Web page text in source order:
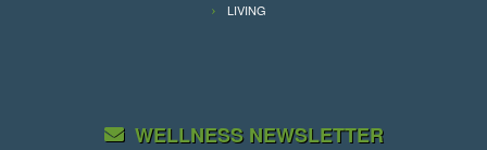
LIVING
WELLNESS NEWSLETTER